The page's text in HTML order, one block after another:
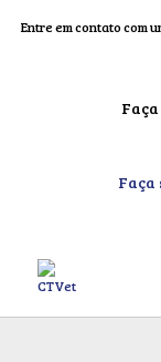
Entre em contato com
Faça